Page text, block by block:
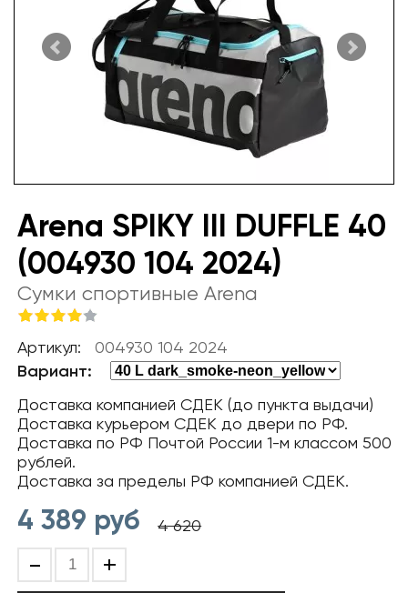
Arena SPIKY III DUFFLE 40
(004930 104 2024)
Сумки спортивные Arena
Артикул: 004930 104 2024
Вариант:
Доставка компанией СДЕК (до пункта выдачи)
Доставка курьером СДЕК до двери по РФ.
Доставка по РФ Почтой России 1-м классом 500
рублей.
Доставка за пределы РФ компанией СДЕК.
4 389 руб 4 620
- +